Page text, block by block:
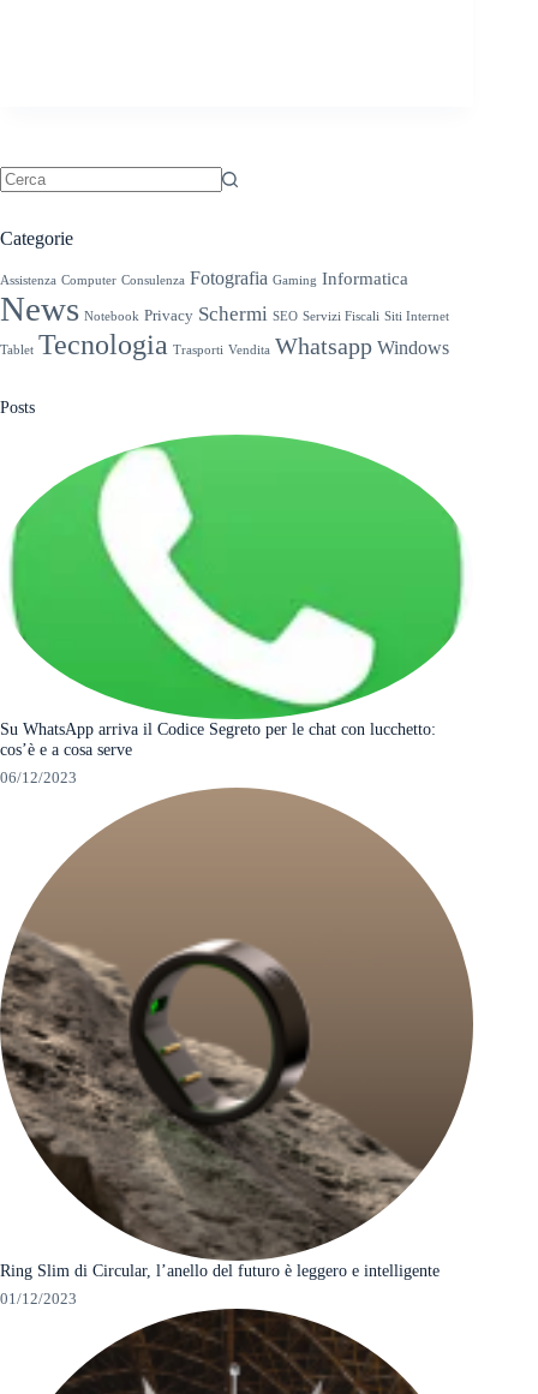
Categorie
Assistenza Computer Consulenza Fotografia Gaming Informatica
News Notebook Privacy Schermi SEO Servizi Fiscali Siti Internet
Tablet Tecnologia Trasporti Vendita Whatsapp Windows
Posts
Su WhatsApp arriva il Codice Segreto per le chat con lucchetto:
cos’è e a cosa serve
06/12/2023
Ring Slim di Circular, l’anello del futuro è leggero e intelligente
01/12/2023